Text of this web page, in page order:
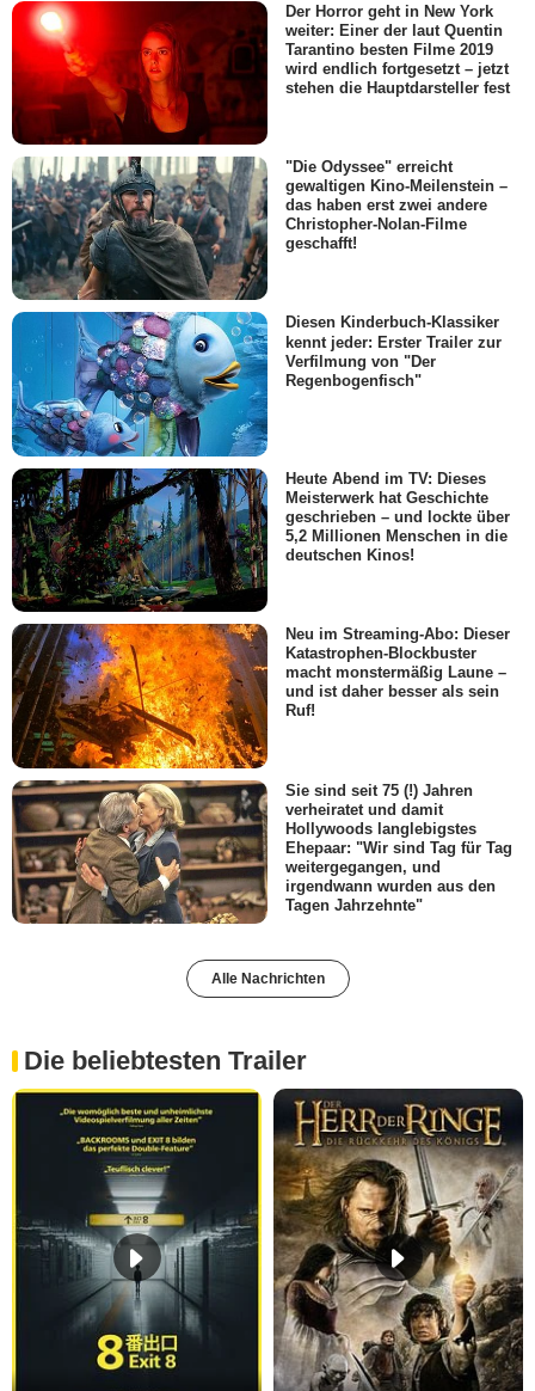
Der Horror geht in New York
weiter: Einer der laut Quentin
Tarantino besten Filme 2019
wird endlich fortgesetzt – jetzt
stehen die Hauptdarsteller fest
"Die Odyssee" erreicht
gewaltigen Kino-Meilenstein –
das haben erst zwei andere
Christopher-Nolan-Filme
geschafft!
Diesen Kinderbuch-Klassiker
kennt jeder: Erster Trailer zur
Verfilmung von "Der
Regenbogenfisch"
Heute Abend im TV: Dieses
Meisterwerk hat Geschichte
geschrieben – und lockte über
5,2 Millionen Menschen in die
deutschen Kinos!
Neu im Streaming-Abo: Dieser
Katastrophen-Blockbuster
macht monstermäßig Laune –
und ist daher besser als sein
Ruf!
Sie sind seit 75 (!) Jahren
verheiratet und damit
Hollywoods langlebigstes
Ehepaar: "Wir sind Tag für Tag
weitergegangen, und
irgendwann wurden aus den
Tagen Jahrzehnte"
Alle Nachrichten
Die beliebtesten Trailer